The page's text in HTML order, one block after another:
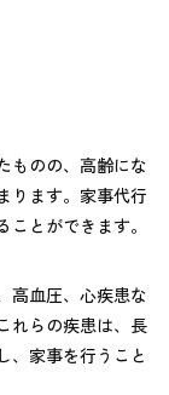
ものの、高齢にな
ります。家事代行
とができます。
高血圧、心疾患な
れらの疾患は、長
、家事を行うこと